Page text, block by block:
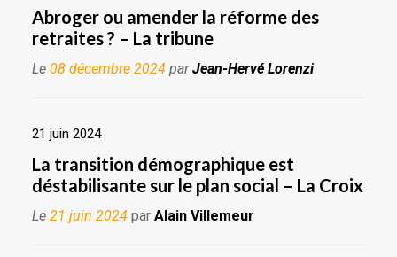
Abroger ou amender la réforme des
retraites ? – La tribune
Le 08 décembre 2024 parJean-Hervé Lorenzi
21 juin 2024
La transition démographique est
déstabilisante sur le plan social – La Croix
Le 21 juin 2024 par Alain Villemeur